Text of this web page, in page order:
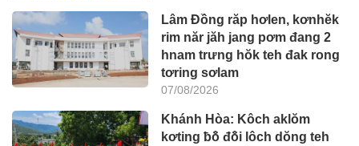
Lâm Đồng răp hơlen, kơnhĕk
rim năr jăh jang pơm đang 2
hnam trưng hŏk teh đak rong
tơring sơlam
07/08/2026
Khánh Hòa: Kôch aklŏm
kơting ƀô̆ đô̆i lôch dŏng teh